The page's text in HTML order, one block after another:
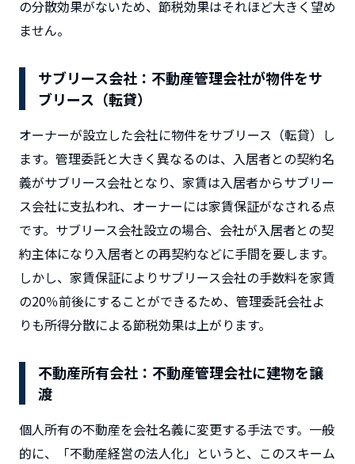
の分散効果がないため、節税効果はそれほど大きく望め
ません。
サブリース会社：不動産管理会社が物件をサ
ブリース（転貸）
オーナーが設立した会社に物件をサブリース（転貸）し
ます。管理委託と大きく異なるのは、入居者との契約名
義がサブリース会社となり、家賃は入居者からサブリー
ス会社に支払われ、オーナーには家賃保証がなされる点
です。サブリース会社設立の場合、会社が入居者との契
約主体になり入居者との再契約などに手間を要します。
しかし、家賃保証によりサブリース会社の手数料を家賃
の20％前後にすることができるため、管理委託会社よ
りも所得分散による節税効果は上がります。
不動産所有会社：不動産管理会社に建物を譲
渡
個人所有の不動産を会社名義に変更する手法です。一般
的に、「不動産経営の法人化」というと、このスキーム